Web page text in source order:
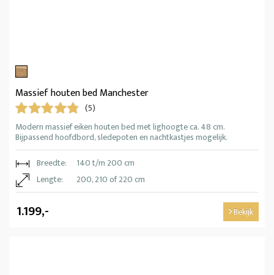
Massief houten bed Manchester
(5)
Modern massief eiken houten bed met lighoogte ca. 48 cm.
Bijpassend hoofdbord, sledepoten en nachtkastjes mogelijk.
Breedte:
140 t/m 200 cm
Lengte:
200, 210 of 220 cm
1.199,- Bekijk